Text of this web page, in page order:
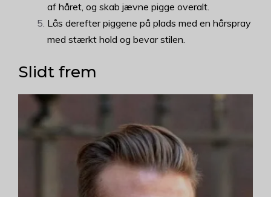
af håret, og skab jævne pigge overalt.
Lås derefter piggene på plads med en hårspray
med stærkt hold og bevar stilen.
Slidt frem